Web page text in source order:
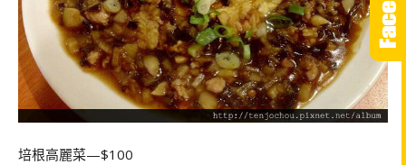
培根高麗菜—$100